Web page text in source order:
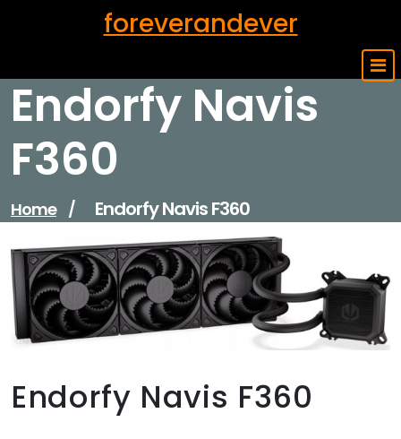
foreverandever
Endorfy Navis
F360
Home / Endorfy Navis F360
Endorfy Navis F360